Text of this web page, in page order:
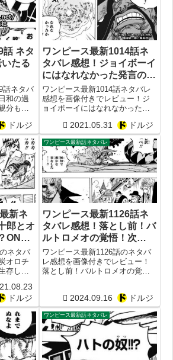
話 ネタ
たる
話ネタバ
和の過
分もま
ドルジ
ワンピース最新1014話ネ
タバレ感想！ジョイボーイ
にはなれなかった発言の意
味とは？ONE PIECE最新
1015話予想
ワンピース最新1014話ネタバレ
感想を画像付きでレビュー！ジ
ョイボーイにはなれなかったと
ONE PIECE最新1015話予想
2021.05.31 ドルジ
新ネ
郎とオ
ONE
想
ネタバ
オロチ
存して
ドルジ
ワンピース最新話ネタバレ
ワンピース最新1126話ネ
タバレ感想！落とし前！バ
ルトロメオの覚悟！次
1127話予想
ワンピース最新1126話のネタバ
レ感想を画像付きでレビュー！
落とし前！バルトロメオの覚
2024.09.16 ドルジ
ワンピース最新話ネタバレ